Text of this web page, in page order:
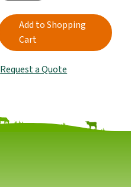
Add to Shopping
Cart
Request a Quote